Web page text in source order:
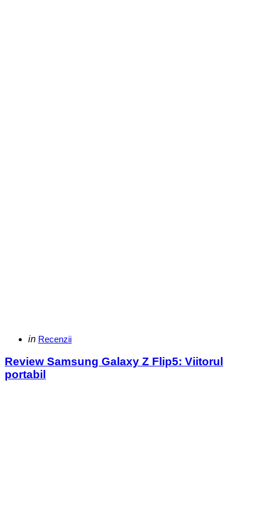
Categories
Posted
in Recenzii
Review Samsung Galaxy Z Flip5: Viitorul
portabil